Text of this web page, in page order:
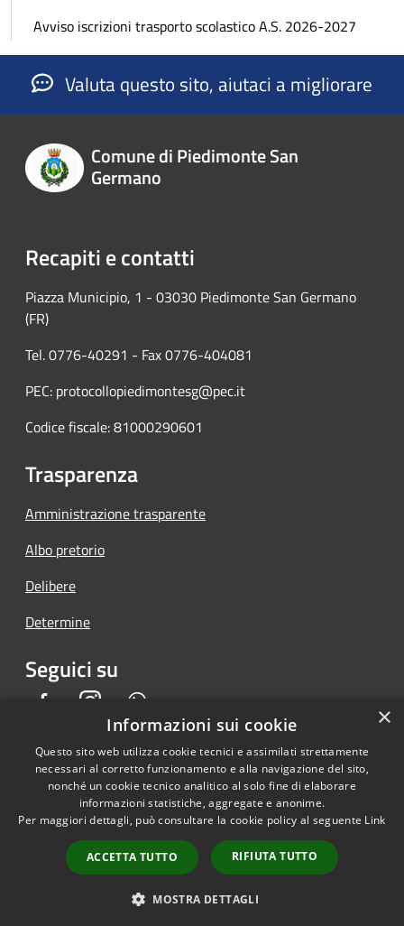
Avviso iscrizioni trasporto scolastico A.S. 2026-2027
Valuta questo sito, aiutaci a migliorare
Comune di Piedimonte San
Germano
Recapiti e contatti
Piazza Municipio, 1 - 03030 Piedimonte San Germano
(FR)
Tel. 0776-40291 - Fax 0776-404081
PEC: protocollopiedimontesg@pec.it
Codice fiscale: 81000290601
Trasparenza
Amministrazione trasparente
Albo pretorio
Delibere
Determine
Seguici su
FacebookInstagram
Accessibilità
Privacy
Mappa del sito
Copyright © 2026 • Comune di
Piedimonte San Germano •
Powered by Municipium
Accesso redazione
×
Informazioni sui cookie
Questo sito web utilizza cookie tecnici e assimilati strettamente
necessari al corretto funzionamento e alla navigazione del sito,
nonché un cookie tecnico analitico al solo fine di elaborare
informazioni statistiche, aggregate e anonime.
Per maggiori dettagli, può consultare la cookie policy al seguente Link
ACCETTA TUTTO RIFIUTA TUTTO
MOSTRA DETTAGLI